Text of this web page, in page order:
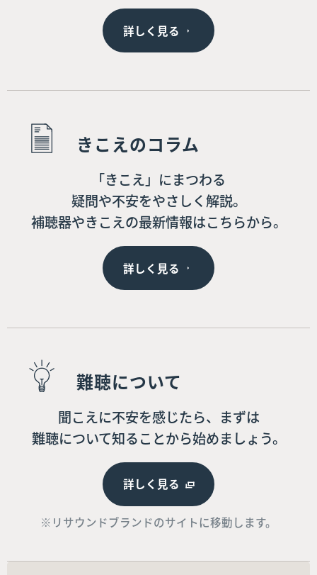
詳しく見る
きこえのコラム
「きこえ」にまつわる
疑問や不安をやさしく解説。
補聴器やきこえの最新情報はこちらから。
詳しく見る
難聴について
聞こえに不安を感じたら、まずは
難聴について知ることから始めましょう。
詳しく見る
※リサウンドブランドのサイトに移動します。